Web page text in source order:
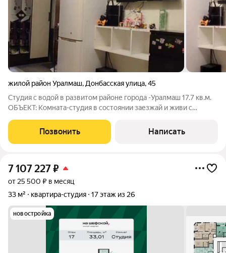
жилой район Уралмаш, Донбасская улица,45
Студия с водой в развитом районе города -Уралмаш 17.7 кв.м.
ОБЪЕКТ: Комната-студия в состоянии заезжай и живи с
сотка(не насос!). Из мебели остаётся кухонный гарнитур,
плита, стиральная машина
Позвонить Написать
7 107 227₽
от 25 500 ₽ в месяц
33 м²
квартира-студия 17 этаж из 26
новостройка